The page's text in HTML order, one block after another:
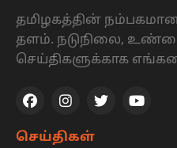
தமிழகத்தின் நம்பகமான
தளம். நடுநிலை,
செய்திகளுக்காக
செய்திகள்